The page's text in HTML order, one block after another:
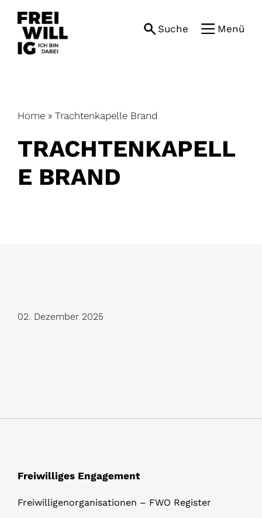
content
Suche Menü
Home » Trachtenkapelle Brand
TRACHTENKAPELL
E BRAND
D
02. Dezember 2025
Freiwilliges Engagement
Freiwilligenorganisationen – FWO Register